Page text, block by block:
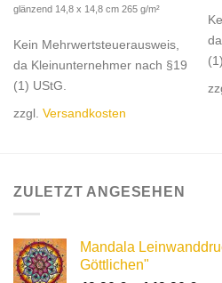
glänzend 14,8 x 14,8 cm 265 g/m²
Kein Mehrwertsteuerausweis,
da Kleinunternehmer nach §19
(1) UStG.
zzgl. Versandkosten
ZULETZT ANGESEHEN
Mandala
Göttlichen"